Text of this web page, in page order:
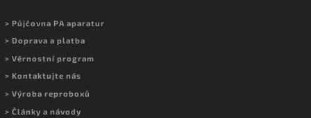
> Půjčovna PA aparatur
> Doprava a platba
> Věrnostní program
> Kontaktujte nás
> Výroba reproboxů
> Články a návody